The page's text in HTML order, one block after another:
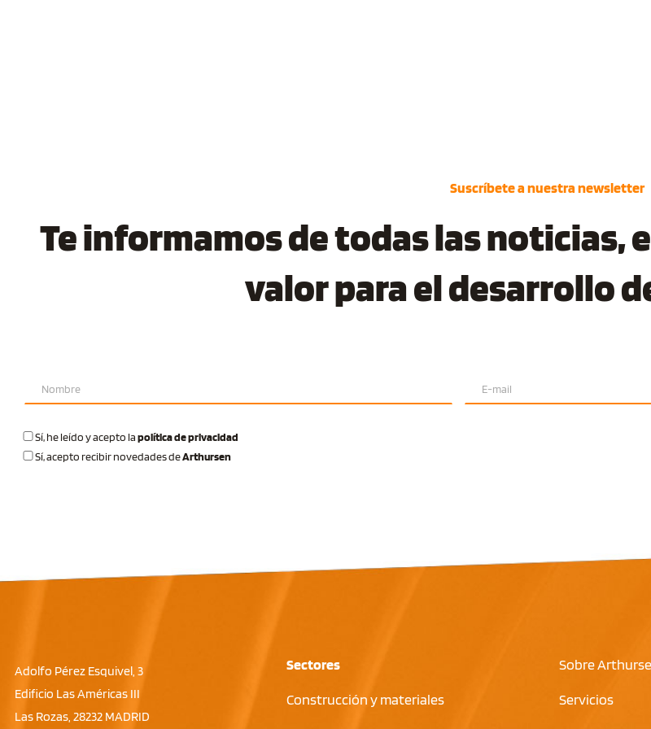
Suscríbete a nuestra newsletter
Te informamos de todas las noticias,
valor para el desarrollo
Sí, he leído y acepto lapolítica de privacidad
Sí, acepto recibir novedades deArthursen
Adolfo Pérez Esquivel, 3
Edificio Las Américas III
Las Rozas, 28232 MADRID
Sectores
Construcción y materiales
Sobre
Servicios